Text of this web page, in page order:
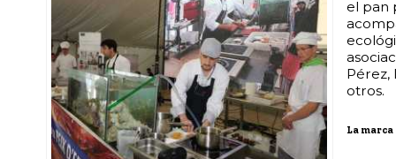
el pan
Pérez,
otros.
La